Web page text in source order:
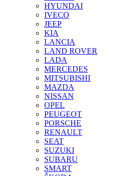
HYUNDAI
IVECO
JEEP
KIA
LANCIA
LAND ROVER
LADA
MERCEDES
MITSUBISHI
MAZDA
NISSAN
OPEL
PEUGEOT
PORSCHE
RENAULT
SEAT
SUZUKI
SUBARU
SMART